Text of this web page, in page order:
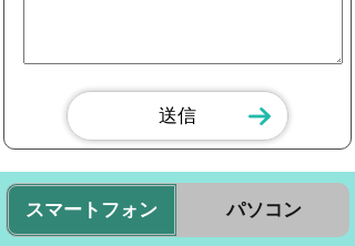
スマートフォン パソコン